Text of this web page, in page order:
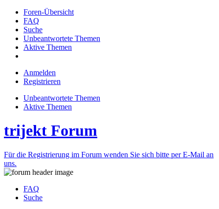
Foren-Übersicht
FAQ
Suche
Unbeantwortete Themen
Aktive Themen
Anmelden
Registrieren
Unbeantwortete Themen
Aktive Themen
trijekt Forum
Für die Registrierung im Forum wenden Sie sich bitte per E-Mail an
uns.
FAQ
Suche